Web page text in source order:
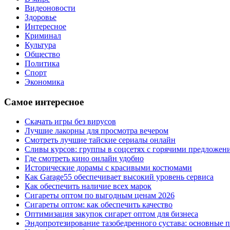
Видеоновости
Здоровье
Интересное
Криминал
Культура
Общество
Политика
Спорт
Экономика
Самое интересное
Скачать игры без вирусов
Лучшие лакорны для просмотра вечером
Смотреть лучшие тайские сериалы онлайн
Сливы курсов: группы в соцсетях с горячими
Где смотреть кино онлайн удобно
Исторические дорамы с красивыми костюмами
Как Garage55 обеспечивает высокий уровень сервиса
Как обеспечить наличие всех марок
Сигареты оптом по выгодным ценам 2026
Сигареты оптом: как обеспечить качество
Оптимизация закупок сигарет оптом для бизнеса
Эндопротезирование тазобедренного сустава: основные